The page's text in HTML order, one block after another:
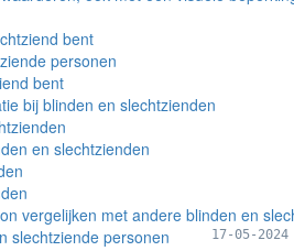
bent
personen
bent
bij blinden en slechtzienden
en slechtzienden
vergelijken met andere blinden en
slechtziende personen 17-05-